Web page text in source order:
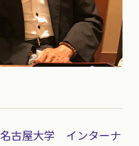
名古屋大学 インターナ